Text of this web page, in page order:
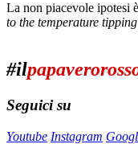
La non piacevole ipotesi
to the temperature
#il
Seguici su
Youtube Instagram